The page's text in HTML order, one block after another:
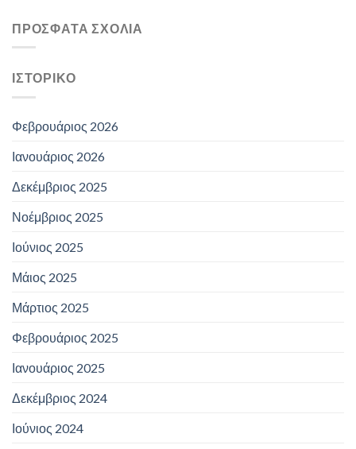
ΠΡΌΣΦΑΤΑ ΣΧΌΛΙΑ
ΙΣΤΟΡΙΚΌ
Φεβρουάριος 2026
Ιανουάριος 2026
Δεκέμβριος 2025
Νοέμβριος 2025
Ιούνιος 2025
Μάιος 2025
Μάρτιος 2025
Φεβρουάριος 2025
Ιανουάριος 2025
Δεκέμβριος 2024
Ιούνιος 2024